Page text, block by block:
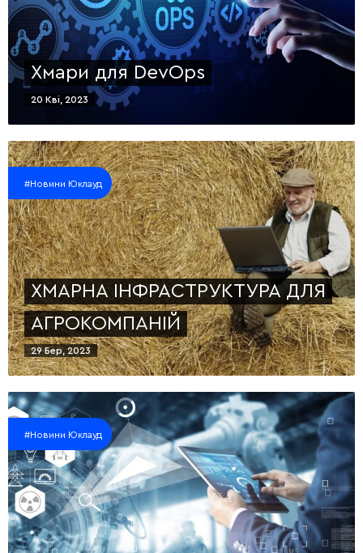
Хмари для DevOps
20 Кві, 2023
#Новини Юклауд
ХМАРНА ІНФРАСТРУКТУРА ДЛЯ
АГРОКОМПАНІЙ
29 Бер, 2023
#Новини Юклауд